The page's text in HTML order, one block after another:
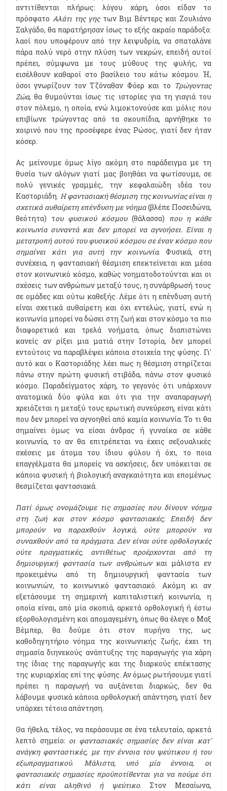
αντιτίθενται πλήρως: λόγου χάρη, όσοι είδαν το
πρόσφατο Αλάτι της γηςτων Βιμ Βέντερς και Ζουλιάνο
Σαλγάδο, θα παρατήρησαν ίσως το εξής ακραίο παράδοξο:
λαοί που υποφέρουν από την λειψυδρία, να σπαταλάνε
πάρα πολύ νερό στην πλύση των νεκρών, επειδή αυτοί
πρέπει, σύμφωνα με τους μύθους της φυλής, να
εισέλθουν καθαροί στο βασίλειο του κάτω κόσμου. Ή,
όσοι γνωρίζουν τον Τζόναθαν Φόερ και το Τρώγοντας
Ζώα, θα θυμούνται ίσως τις ιστορίες για τη γιαγιά του
στον πόλεμο, η οποία, ενώ λιμοκτονούσε και μόλις που
επιβίωνε τρώγοντας από τα σκουπίδια, αρνήθηκε το
χοιρινό που της προσέφερε ένας Ρώσος, γιατί δεν ήταν
κόσερ.
Ας μείνουμε όμως λίγο ακόμη στο παράδειγμα με τη
θυσία των αλόγων γιατί μας βοηθάει να φωτίσουμε, σε
πολύ γενικές γραμμές, την κεφαλαιώδη ιδέα του
Καστοριάδη. Η φαντασιακή θέσμιση της κοινωνίας είναι η
σχετικά αυθαίρετη επένδυση με νόημα(βλέπε Ποσειδώνα,
θεότητα) του φυσικού κόσμου(θάλασσα) που η κάθε
κοινωνία συναντά και δεν μπορεί να αγνοήσει. Είναι η
μετατροπή αυτού του φυσικού κόσμου σε έναν κόσμο που
σημαίνει κάτι για αυτή την κοινωνία. Φυσικά, στη
συνέχεια, η φαντασιακή θέσμιση επεκτείνεται και μέσα
στον κοινωνικό κόσμο, καθώς νοηματοδοτούνται και οι
σχέσεις των ανθρώπων μεταξύ τους, η συνάρθρωσή τους
σε ομάδες και ούτω καθεξής. Λέμε ότι η επένδυση αυτή
είναι σχετικά αυθαίρετη και όχι εντελώς, γιατί, ενώ η
κοινωνία μπορεί να δώσει στη ζωή και στον κόσμο τα πιο
διαφορετικά και τρελά νοήματα, όπως διαπιστώνει
κανείς αν ρίξει μια ματιά στην Ιστορία, δεν μπορεί
εντούτοις να παραβλέψει κάποια στοιχεία της φύσης. Γι'
αυτό και ο Καστοριάδης λέει πως η θέσμιση στηρίζεται
πάνω στην πρώτη φυσική στιβάδα, πάνω στον φυσικό
κόσμο. Παραδείγματος χάρη, το γεγονός ότι υπάρχουν
ανατομικά δύο φύλα και ότι για την αναπαραγωγή
χρειάζεται η μεταξύ τους ερωτική συνεύρεση, είναι κάτι
που δεν μπορεί να αγνοηθεί από καμία κοινωνία. Το τι θα
σημαίνει όμως να είσαι άνδρας ή γυναίκα σε κάθε
κοινωνία, το αν θα επιτρέπεται να έχεις σεξουαλικές
σχέσεις με άτομα του ίδιου φύλου ή όχι, το ποια
επαγγέλματα θα μπορείς να ασκήσεις, δεν υπόκειται σε
κάποια φυσική ή βιολογική αναγκαιότητα και επομένως
θεσμίζεται φαντασιακά.
Γιατί όμως ονομάζουμε τις σημασίες που δίνουν νόημα
στη ζωή και στον κόσμο φαντασιακές; Επειδή δεν
μπορούν να παραχθούν λογικά, ούτε μπορούν να
συναχθούν από τα πράγματα. Δεν είναι ούτε ορθολογικές
ούτε πραγματικές, αντιθέτως προέρχονται από τη
δημιουργική φαντασία των ανθρώπωνκαι μάλιστα εν
προκειμένω από τη δημιουργική φαντασία των
κοινωνιών, το κοινωνικό φαντασιακό. Ακόμη κι αν
εξετάσουμε τη σημερινή καπιταλιστική κοινωνία, η
οποία είναι, από μία σκοπιά, αρκετά ορθολογική ή έστω
εξορθολογισμένη και απομαγεμένη, όπως θα έλεγε ο Μαξ
Βέμπερ, θα δούμε ότι στον πυρήνα της, ως
καθοδηγητήριο νόημα της κοινωνικής ζωής, έχει τη
σημασία διηνεκούς ανάπτυξης της παραγωγής για χάρη
της ίδιας της παραγωγής και της διαρκούς επέκτασης
της κυριαρχίας επί της φύσης. Αν όμως ρωτήσουμε γιατί
πρέπει η παραγωγή να αυξάνεται διαρκώς, δεν θα
λάβουμε φυσικά κάποια ορθολογική απάντηση, γιατί δεν
υπάρχει τέτοια απάντηση.
Θα ήθελα, τέλος, να περάσουμε σε ένα τελευταίο, αρκετά
λεπτό σημείο: οι φαντασιακές σημασίες δεν είναι κατ'
ανάγκη φανταστικές, με την έννοια του ψεύτικου ή του
εξωπραγματικού. Μάλιστα, υπό μία έννοια, οι
φαντασιακές σημασίες προϋποτίθενται για να πούμε ότι
κάτι είναι αληθινό ή ψεύτικο. Στον Μεσαίωνα,